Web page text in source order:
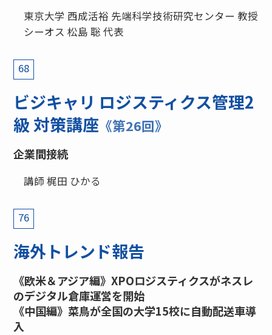
東京大学 西成活裕 先端科学技術研究センター 教授
シーオス 松島 聡 代表
68
ビジキャリ ロジスティクス管理2
級 対策講座 《第26回》
企業間接続
講師 梶田 ひかる
76
海外トレンド報告
《欧米＆アジア編》XPOロジスティクスがネスレ
のデジタル倉庫運営を開始
《中国編》菜鳥が全国の大学15校に自動配送車導
入